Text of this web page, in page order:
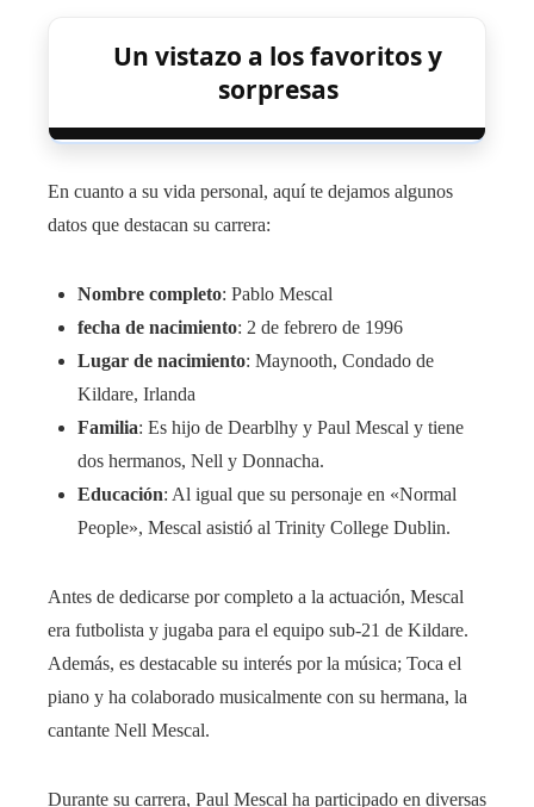
Un vistazo a los favoritos y
sorpresas
En cuanto a su vida personal, aquí te dejamos algunos
datos que destacan su carrera:
Nombre completo: Pablo Mescal
fecha de nacimiento: 2 de febrero de 1996
Lugar de nacimiento: Maynooth, Condado de
Kildare, Irlanda
Familia: Es hijo de Dearblhy y Paul Mescal y tiene
dos hermanos, Nell y Donnacha.
Educación: Al igual que su personaje en «Normal
People», Mescal asistió al Trinity College Dublin.
Antes de dedicarse por completo a la actuación, Mescal
era futbolista y jugaba para el equipo sub-21 de Kildare.
Además, es destacable su interés por la música; Toca el
piano y ha colaborado musicalmente con su hermana, la
cantante Nell Mescal.
Durante su carrera, Paul Mescal ha participado en diversas